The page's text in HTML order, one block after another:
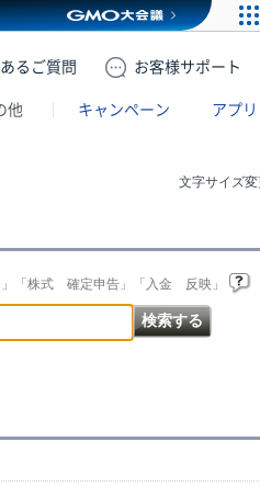
る ご質問 お客様サポート
他 キャンペーン アプリ
文字サイズ変
「株式 確定申告」「入金 反映」